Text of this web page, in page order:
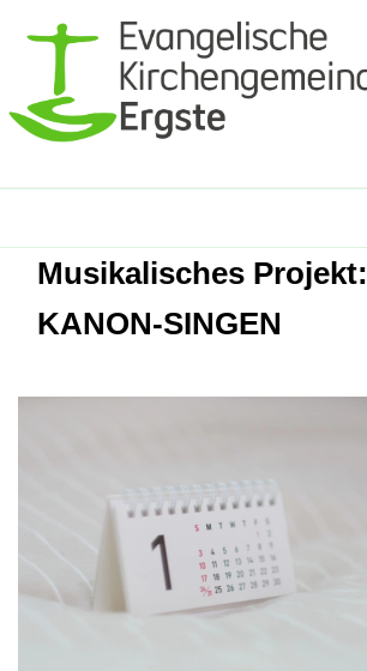
Musikalisches Projekt:
KANON-SINGEN